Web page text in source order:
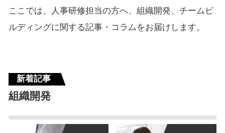
ここでは、人事研修担当の方へ、組織開発、チームビ
ルディングに関する記事・コラムをお届けします。
新着記事
組織開発